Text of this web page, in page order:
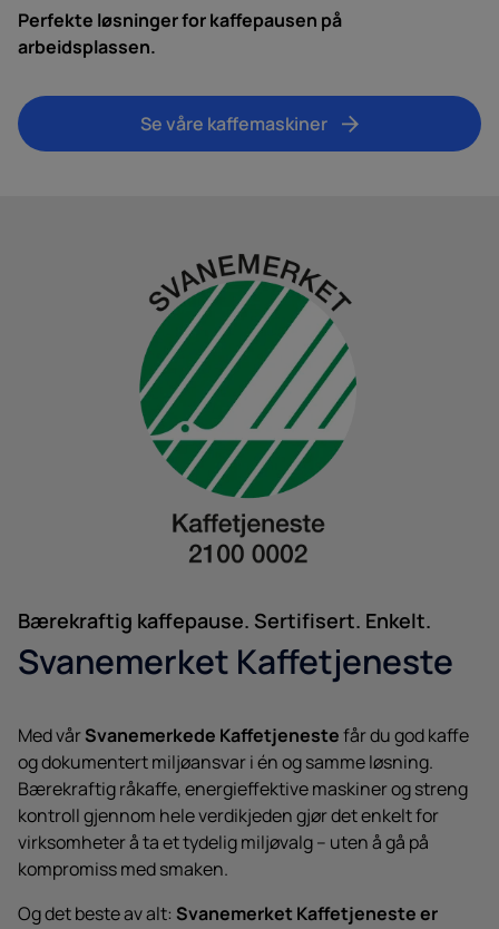
Perfekte løsninger for kaffepausen på
arbeidsplassen.
Se våre kaffemaskiner
Bærekraftig kaffepause. Sertifisert. Enkelt.
Svanemerket Kaffetjeneste
Med vårSvanemerkede Kaffetjenestefår du god kaffe
og dokumentert miljøansvar i én og samme løsning.
Bærekraftig råkaffe, energieffektive maskiner og streng
kontroll gjennom hele verdikjeden gjør det enkelt for
virksomheter å ta et tydelig miljøvalg – uten å gå på
kompromiss med smaken.
Og det beste av alt: Svanemerket Kaffetjeneste er